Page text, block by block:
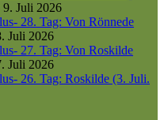
9. Juli 2026
28. Tag: Von Rönnede
Juli 2026
27. Tag: Von Roskilde
Juli 2026
26. Tag: Roskilde (3. Juli.